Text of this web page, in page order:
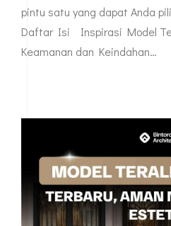
pintu satu yang dapat Anda
Daftar Isi Inspirasi Model
Keamanan dan Keindahan…